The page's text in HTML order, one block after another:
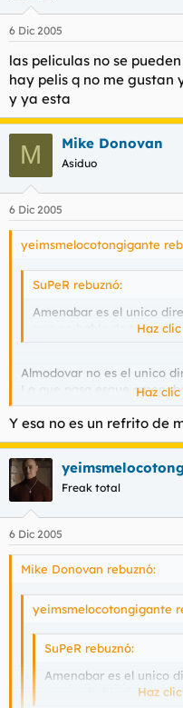
6 Dic 2005
las peliculas no se
hay pelis q no me gustan
y ya esta
M Mike Donovan
Asiduo
6 Dic 2005
yeimsmelocotongigante
SuPeR rebuznó:
Amenabar es el unico
que no hable de Haz
Almodovar no es el unico
Lo que pasa esque
tenemos, porque todas sus
americanas y por eso luego
Perdita durango
Haz
Y esa no es un refrito de
Freak total
6 Dic 2005
Mike Donovan rebuznó:
yeimsmelocotongigante
SuPeR rebuznó:
Amenabar es el unico
que no hable deHaz